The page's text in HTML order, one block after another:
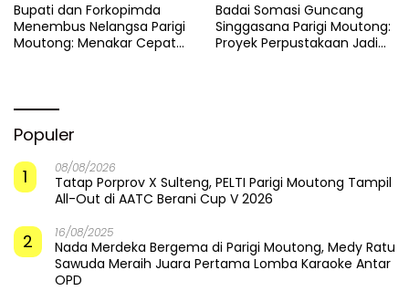
​Bupati dan Forkopimda
Menembus Nelangsa Parigi
Moutong: Menakar Cepat
Badai Somasi Guncang
Singgasana Parigi Moutong:
Proyek Perpustakaan Jadi
Populer
1
08/08/2026
Tatap Porprov X Sulteng, PELTI Parigi Moutong Tampil
All-Out di AATC Berani Cup V 2026
2 16/08/2025
Nada Merdeka Bergema di Parigi Moutong, Medy Ratu
Sawuda Meraih Juara Pertama Lomba Karaoke Antar
OPD